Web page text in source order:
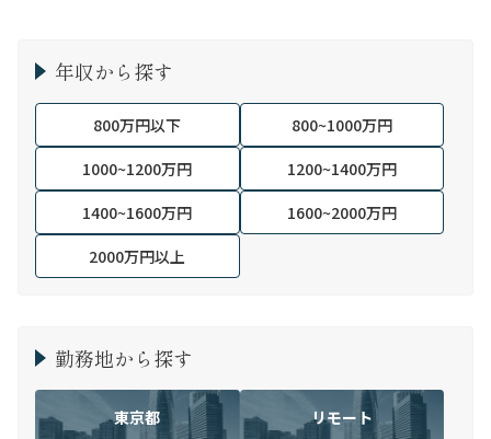
年収から探す
800万円以下
800~1000万円
1000~1200万円
1200~1400万円
1400~1600万円
1600~2000万円
2000万円以上
勤務地から探す
東京都 リモート